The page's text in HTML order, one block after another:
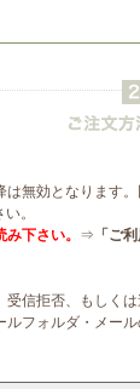
無効となります
。
下さい。 ⇒ 「ご
信拒否、もしく
フォルダ・メー